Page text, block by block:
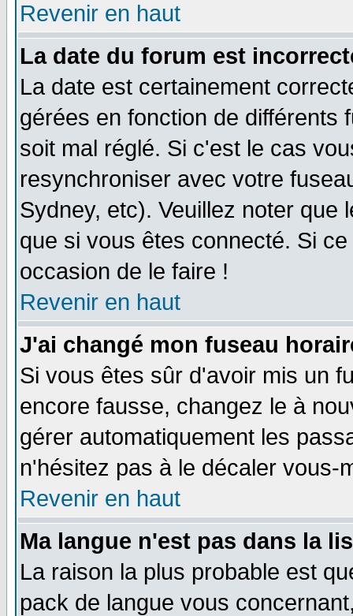
Revenir en haut
La date du forum est
La date est certainement
gérées en fonction de différents
soit mal réglé. Si c'est le cas
resynchroniser avec votre
Sydney, etc). Veuillez noter que
que si vous êtes connecté. Si
occasion de le faire !
Revenir en haut
J'ai changé mon fuseau
Si vous êtes sûr d'avoir mis un
encore fausse, changez le à
gérer automatiquement les
n'hésitez pas à le décaler vous-
Revenir en haut
Ma langue n'est pas dans la
La raison la plus probable est
pack de langue vous